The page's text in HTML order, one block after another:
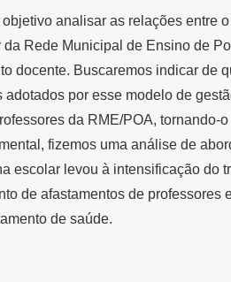
analisar as relações entre
Rede Municipal de Ensino de
docente. Buscaremos indicar de
adotados por esse modelo de
da RME/POA, tornando-
fizemos uma análise de
escolar levou à intensificação do
de afastamentos de professores
de saúde.